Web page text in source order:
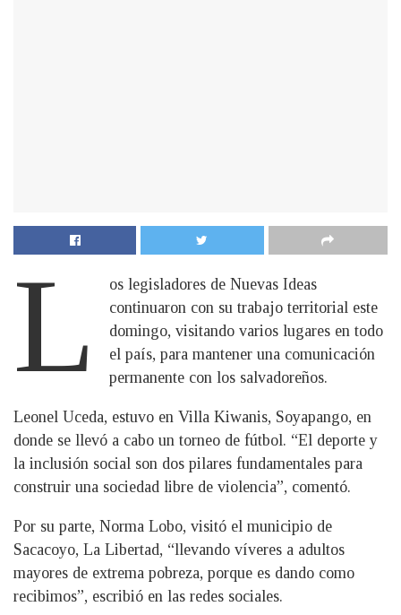
L
os legisladores de Nuevas Ideas
continuaron con su trabajo territorial este
domingo, visitando varios lugares en todo
el país, para mantener una comunicación
permanente con los salvadoreños.
Leonel Uceda, estuvo en Villa Kiwanis, Soyapango, en
donde se llevó a cabo un torneo de fútbol. “El deporte y
la inclusión social son dos pilares fundamentales para
construir una sociedad libre de violencia”, comentó.
Por su parte, Norma Lobo, visitó el municipio de
Sacacoyo, La Libertad, “llevando víveres a adultos
mayores de extrema pobreza, porque es dando como
recibimos”, escribió en las redes sociales.